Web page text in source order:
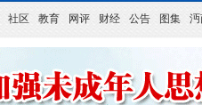
社区 教育 网评 财经 公告 图集